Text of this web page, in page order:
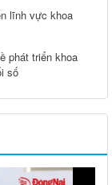
lĩnh vực khoa
phát triển khoa
số